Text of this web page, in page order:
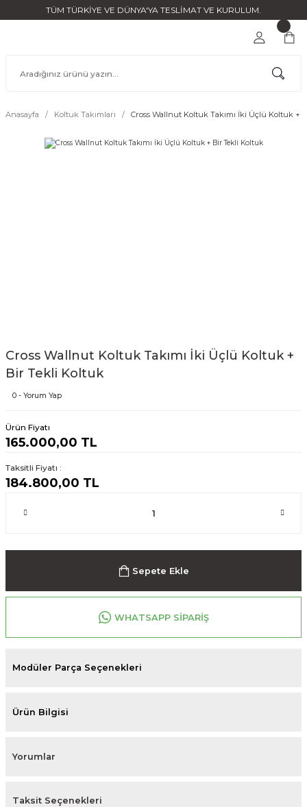
TÜM TÜRKİYE VE DÜNYA'YA TESLİMAT VE KURULUM.
Anasayfa Koltuk Takımları Cross Wallnut Koltuk Takımı İki Üçlü Koltuk +
Cross Wallnut Koltuk Takımı İki Üçlü Koltuk +
Bir Tekli Koltuk
0 - Yorum Yap
Ürün Fiyatı
165.000,00 TL
Taksitli Fiyatı :
184.800,00 TL
Sepete Ekle
WHATSAPP SİPARİŞ
Modüler Parça Seçenekleri
Ürün Bilgisi
Yorumlar
Taksit Seçenekleri